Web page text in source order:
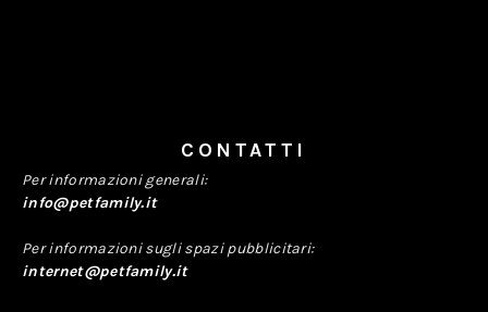
CONTATTI
Per informazioni generali:
info@petfamily.it
Per informazioni sugli spazi pubblicitari:
internet@petfamily.it